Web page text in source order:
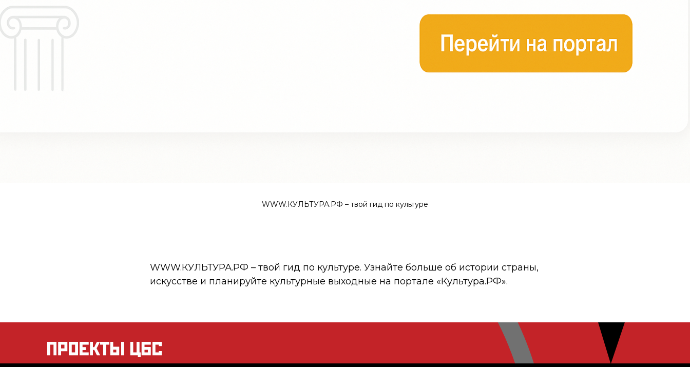
WWW.КУЛЬТУРА.РФ – твой гид по культуре
WWW.КУЛЬТУРА.РФ – твой гид по культуре. Узнайте больше об истории страны,
искусстве и планируйте культурные выходные на портале «Культура.РФ».